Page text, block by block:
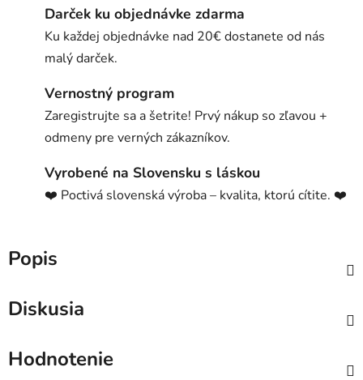
Darček ku objednávke zdarma
Ku každej objednávke nad 20€ dostanete od nás
malý darček.
Vernostný program
Zaregistrujte sa a šetrite! Prvý nákup so zľavou +
odmeny pre verných zákazníkov.
Vyrobené na Slovensku s láskou
❤️ Poctivá slovenská výroba – kvalita, ktorú cítite. ❤️
Popis
Diskusia
Hodnotenie